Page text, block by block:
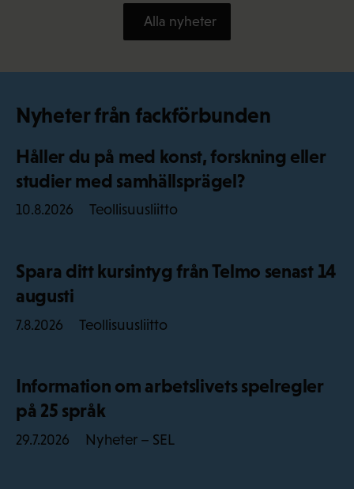
Alla nyheter
Nyheter från fackförbunden
Håller du på med konst, forskning eller
studier med samhällsprägel?
10.8.2026 Teollisuusliitto
Spara ditt kursintyg från Telmo senast 14
augusti
7.8.2026 Teollisuusliitto
Information om arbetslivets spelregler
på 25 språk
29.7.2026 Nyheter – SEL